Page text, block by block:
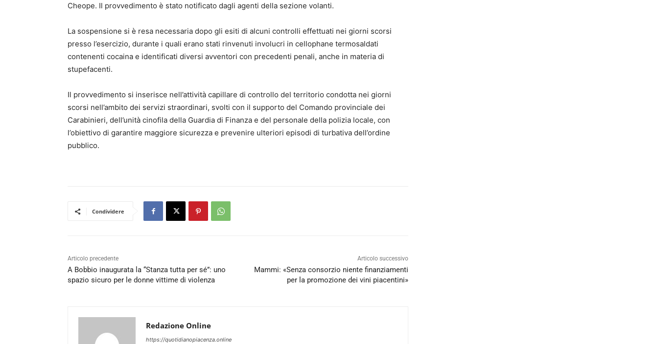
Cheope. Il provvedimento è stato notificato dagli agenti della sezione volanti.
La sospensione si è resa necessaria dopo gli esiti di alcuni controlli effettuati nei giorni scorsi
presso l’esercizio, durante i quali erano stati rinvenuti involucri in cellophane termosaldati
contenenti cocaina e identificati diversi avventori con precedenti penali, anche in materia di
stupefacenti.
Il provvedimento si inserisce nell’attività capillare di controllo del territorio condotta nei giorni
scorsi nell’ambito dei servizi straordinari, svolti con il supporto del Comando provinciale dei
Carabinieri, dell’unità cinofila della Guardia di Finanza e del personale della polizia locale, con
l’obiettivo di garantire maggiore sicurezza e prevenire ulteriori episodi di turbativa dell’ordine
pubblico.
Condividere
Articolo precedente
A Bobbio inaugurata la “Stanza tutta per sé”: uno
spazio sicuro per le donne vittime di violenza
Articolo successivo
Mammi: «Senza consorzio niente finanziamenti
per la promozione dei vini piacentini»
Redazione Online
https://quotidianopiacenza.online